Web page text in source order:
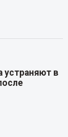
устраняют в